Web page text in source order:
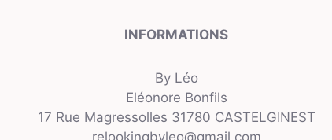
INFORMATIONS
By Léo
Eléonore Bonfils
17 Rue Magressolles 31780 CASTELGINEST